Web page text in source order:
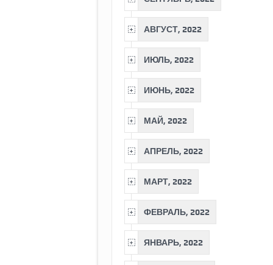
АВГУСТ, 2022
ИЮЛЬ, 2022
ИЮНЬ, 2022
МАЙ, 2022
АПРЕЛЬ, 2022
МАРТ, 2022
ФЕВРАЛЬ, 2022
ЯНВАРЬ, 2022